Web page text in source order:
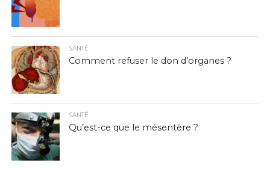
SANTÉ
Comment refuser le don d’organes ?
SANTÉ
Qu’est-ce que le mésentère ?